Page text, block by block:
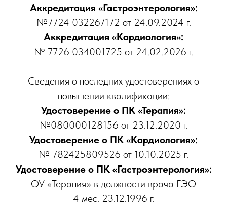
Аккредитация «Гастроэнтерология»:
№7724 032267172 от 24.09.2024 г.
Аккредитация «Кардиология»:
№ 7726 034001725 от 24.02.2026 г.
Сведения о последних удостоверениях о
повышении квалификации:
Удостоверение о ПК «Терапия»:
№080000128156 от 23.12.2020 г.
Удостоверение о ПК «Кардиология»:
№ 782425809526 от 10.10.2025 г.
Удостоверение о ПК «Гастроэнтерология»:
ОУ «Терапия» в должности врача ГЭО
4 мес. 23.12.1996 г.